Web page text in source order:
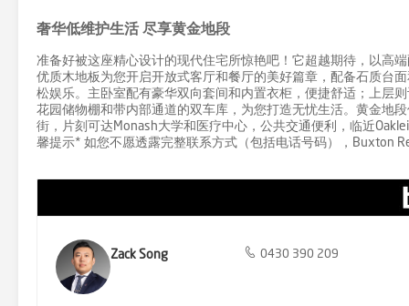
奢华低维护生活 尽享黄金地段
准备好被这座精心设计的现代住宅所惊艳吧！它超越期待，以高
优质木地板为您开启开放式客厅和餐厅的美好篇章，配备石质台
松娱乐。主卧室配有豪华双向套间和内置衣柜，便捷舒适；上层
花园储物棚和带内部通道的双车库，为您打造无忧生活。黄金地
街，片刻可达Monash大学和医疗中心，公共交通便利，临近
馨提示* 如您不愿透露完整联系方式（包括电话号码），Buxton
Zack Song 0430 390 209